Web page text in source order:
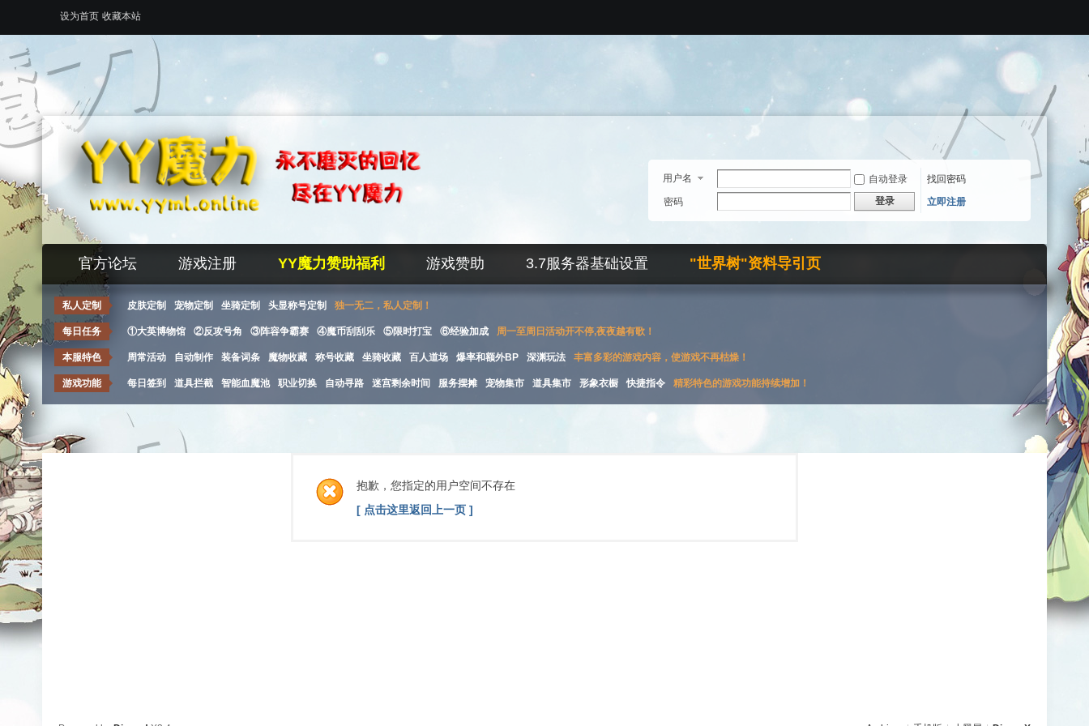
设为首页 收藏本站
用户名 自动登录
找回密码
密码
登录 立即注册
官方论坛 游戏注册 YY魔力赞助福利 游戏赞助 3.7服务器基础设置 "世界树"资料导引页
私人定制 皮肤定制 宠物定制 坐骑定制 头显称号定制 独一无二，私人定制！
每日任务 ①大英博物馆 ②反攻号角 ③阵容争霸赛 ④魔币刮刮乐 ⑤限时打宝 ⑥经验加成 周一至周日活动开不停,夜夜越有歌！
本服特色 周常活动 自动制作 装备词条 魔物收藏 称号收藏 坐骑收藏 百人道场 爆率和额外BP 深渊玩法 丰富多彩的游戏内容，使游戏不再枯燥！
游戏功能 每日签到 道具拦截 智能血魔池 职业切换 自动寻路 迷宫剩余时间 服务摆摊 宠物集市 道具集市 形象衣橱 快捷指令 精彩特色的游戏功能持续增加！
抱歉，您指定的用户空间不存在
[ 点击这里返回上一页 ]